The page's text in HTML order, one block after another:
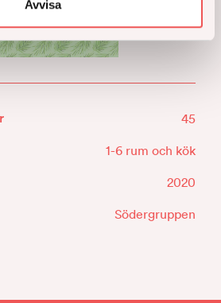
Avvisa
45
1-6 rum och kök
2020
Södergruppen